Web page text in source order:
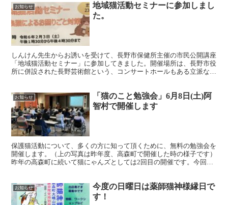
お知らせ
地域猫活動セミナーに参加しまし
た。
しんけん先生からお誘いを受けて、長野市保健所主催の市民公開講座
「地域猫活動セミナー」に参加してきました。開催場所は、長野市役
所に併設された長野芸術館という、コンサートホールもある立派な建
お知らせ
「猫のこと勉強会」6月8日(土)阿
智村で開催します
保護猫活動について、多くの方に知って頂くために、無料の勉強会を
開催します。（上の写真は昨年度、高森町で開催した時の様子です）
昨年の高森町に続いて猫にゃんズとしては2回目の開催です。今回は
お知らせ
今度の日曜日は薬師猫神様縁日で
す！